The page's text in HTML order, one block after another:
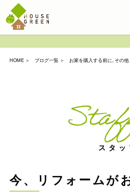
HOME ＞ ブログ一覧 ＞ お家を購入する前に, その他
スタッ
今、リフォームが